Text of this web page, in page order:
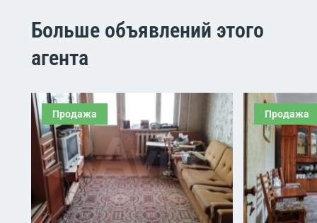
Больше объявлений этого
агента
Продажа Продажа